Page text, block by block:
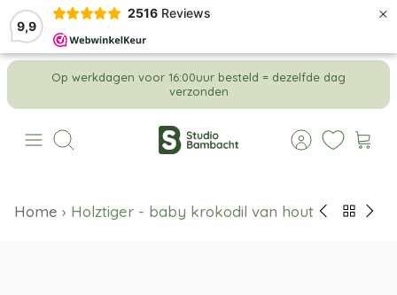
9,9
2516 Reviews ×
Meteen
de
content
Op werkdagen voor 16:00uur besteld = dezelfde dag
verzonden
Zoeken
Home › Holztiger - baby krokodil van hout